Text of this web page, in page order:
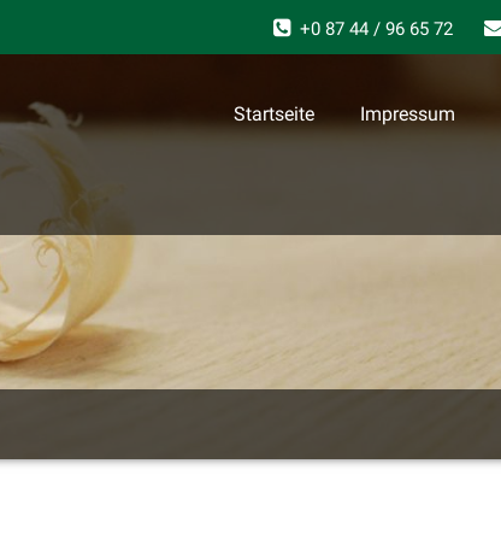
+0 87 44 / 96 65 72
Startseite Impressum